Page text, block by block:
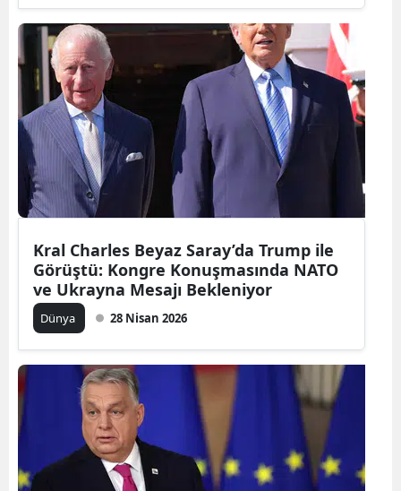
Kral Charles Beyaz Saray’da Trump ile
Görüştü: Kongre Konuşmasında NATO
ve Ukrayna Mesajı Bekleniyor
Dünya 28 Nisan 2026